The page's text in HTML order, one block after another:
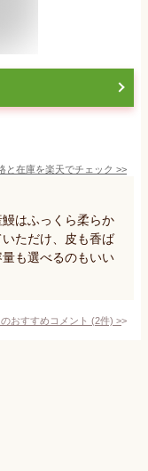
と在庫を楽天でチェック >>
はふっくら柔らか
ただけ、皮も香ば
も選べるのもいい
おすすめコメント (2件) >